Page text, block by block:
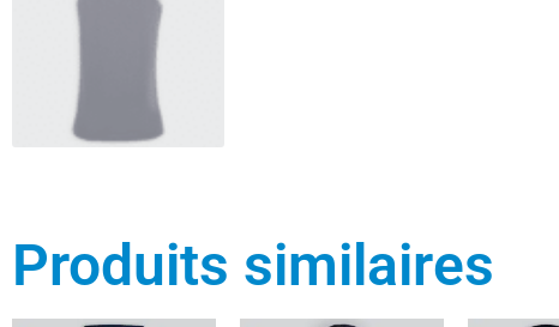
Produits similaires